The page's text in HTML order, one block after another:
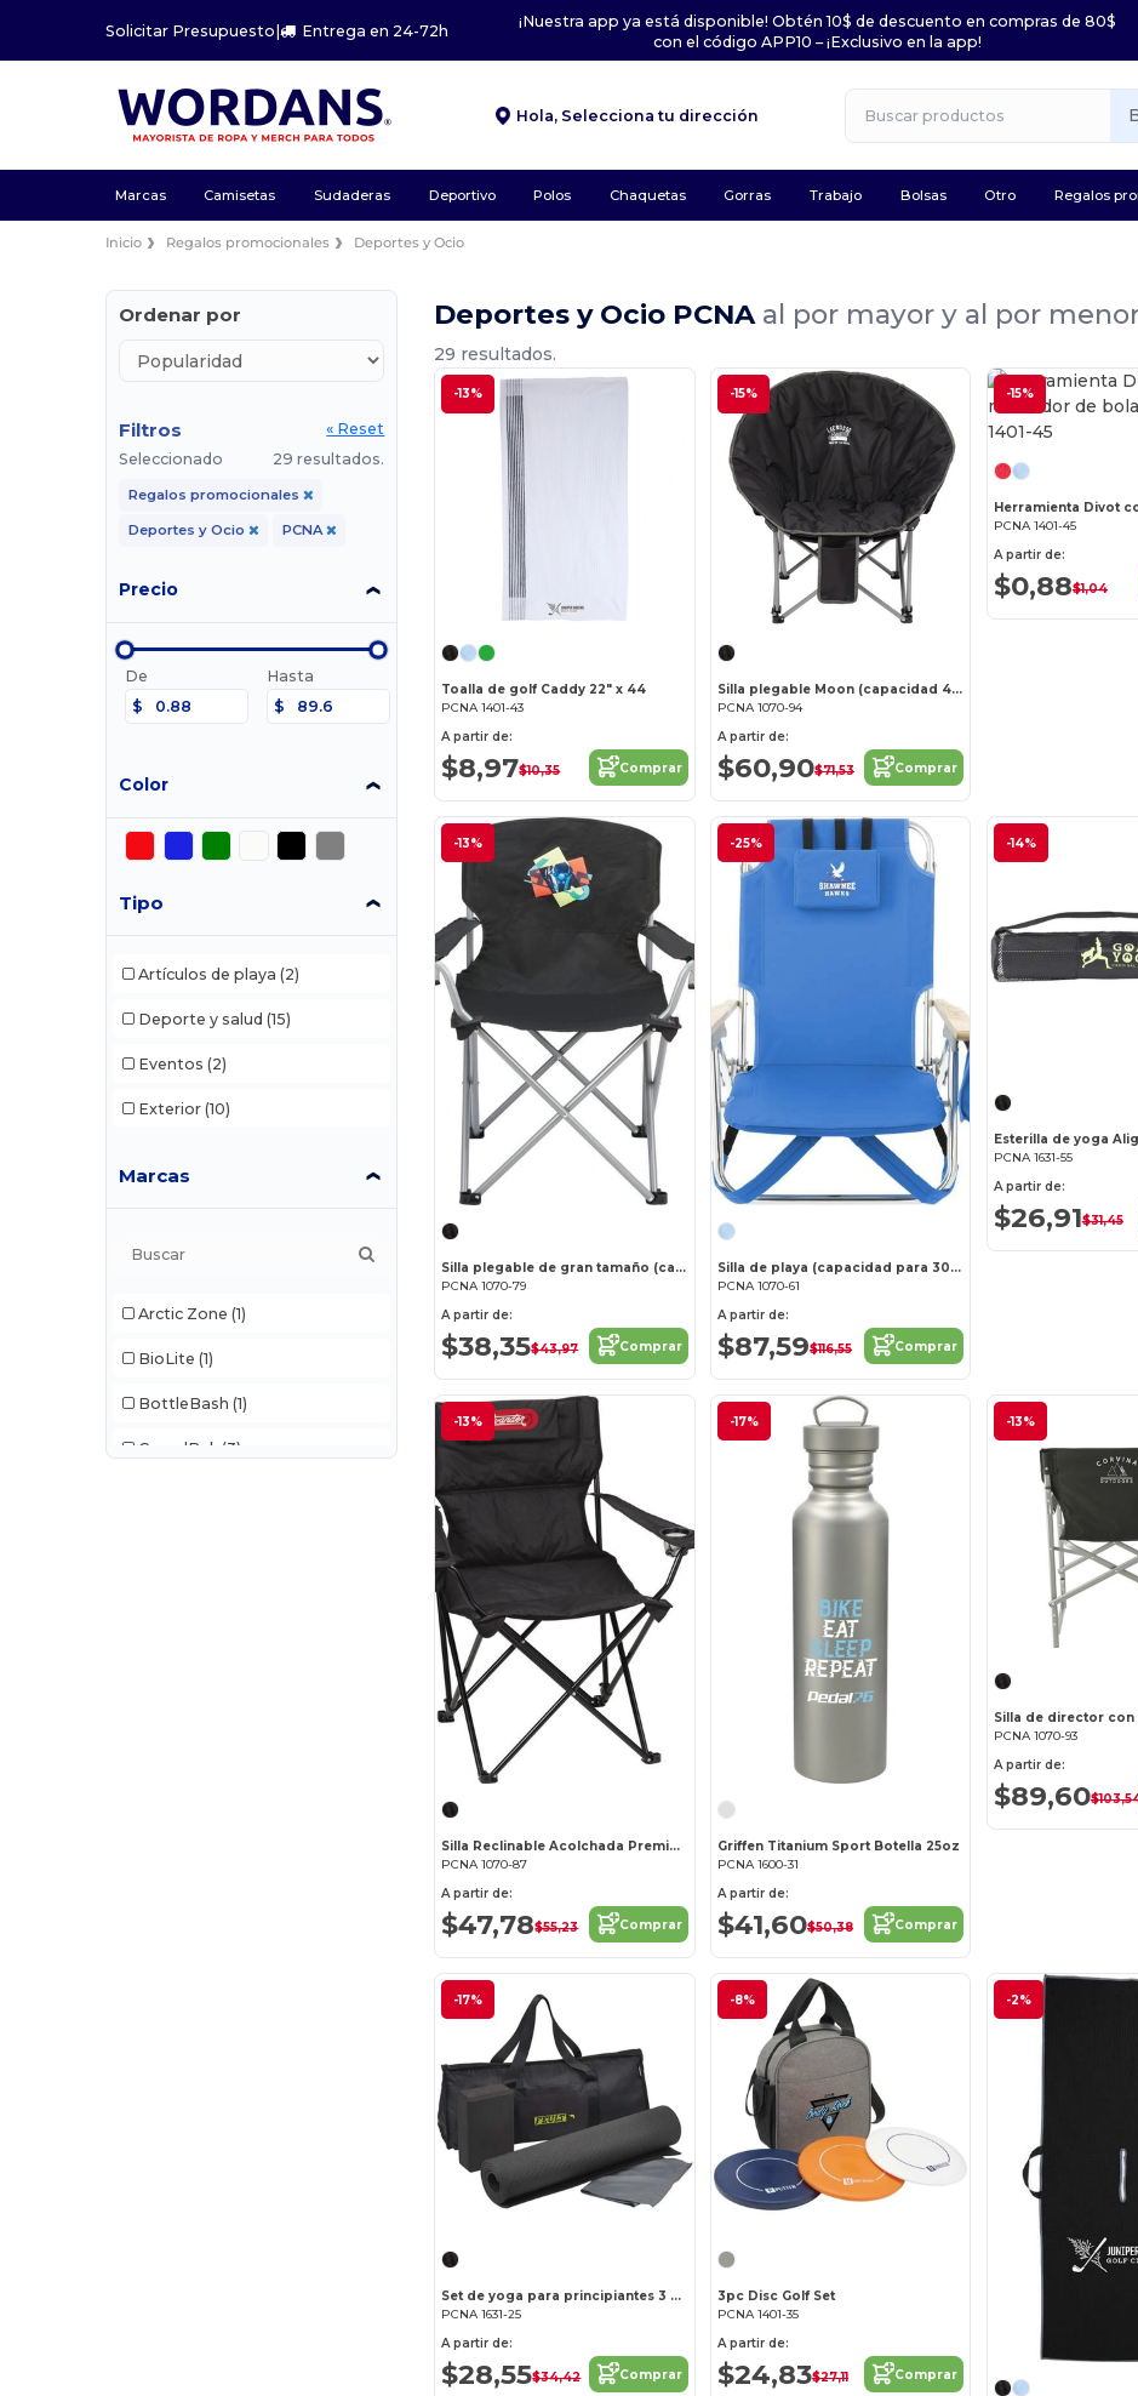
Solicitar Presupuesto| Entrega en 24-72h
¡Nuestra app ya está disponible! Obtén 10$ de descuento en compras de 80$
con el código APP10 – ¡Exclusivo en la app!
Hola, Selecciona tu dirección
Marcas Camisetas Sudaderas Deportivo Polos Chaquetas Gorras Trabajo Bolsas Otro Regalos
Inicio Regalos promocionales Deportes y Ocio
Ordenar por
Filtros
« Reset
Seleccionado
29 resultados.
Regalos promocionales
Deportes y Ocio PCNA
Precio
De
$
Hasta
$
Color
Tipo
Artículos de playa (2)
Deporte y salud (15)
Eventos (2)
Exterior (10)
Marcas
Arctic Zone (1)
BioLite (1)
BottleBash (1)
CamelBak (3)
Deportes y Ocio PCNA al por mayor y al por
29 resultados.
-13%
Toalla de golf Caddy 22" x 44
PCNA 1401-43
A partir de:
$8,97$10,35 Comprar
-15%
Silla plegable Moon (capacidad 400lb)
PCNA 1070-94
A partir de:
$60,90$71,53 Comprar
-15%
PCNA 1401-45
A partir de:
$0,88$1,04
-13%
Silla plegable de gran tamaño (capacidad para 500 lb)
PCNA 1070-79
A partir de:
$38,35$43,97 Comprar
-25%
Silla de playa (capacidad para 300 lb)
PCNA 1070-61
A partir de:
$87,59$116,55 Comprar
-14%
PCNA 1631-55
A partir de:
$26,91$31,45
-13%
Silla Reclinable Acolchada Premium (Capacidad 400lb)
PCNA 1070-87
A partir de:
$47,78$55,23 Comprar
-17%
Griffen Titanium Sport Botella 25oz
PCNA 1600-31
A partir de:
$41,60$50,38 Comprar
-13%
Silla de director con
PCNA 1070-93
A partir de:
$89,60
-17%
Set de yoga para principiantes 3 piezas
PCNA 1631-25
A partir de:
$28,55$34,42 Comprar
-8%
3pc Disc Golf Set
PCNA 1401-35
A partir de:
$24,83$27,11 Comprar
-2%